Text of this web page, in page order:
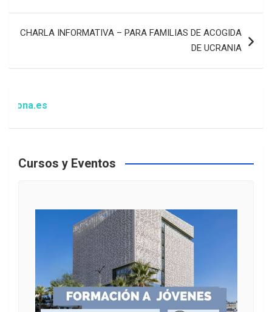
CHARLA INFORMATIVA – PARA FAMILIAS DE ACOGIDA
DE UCRANIA
Cursos y Eventos